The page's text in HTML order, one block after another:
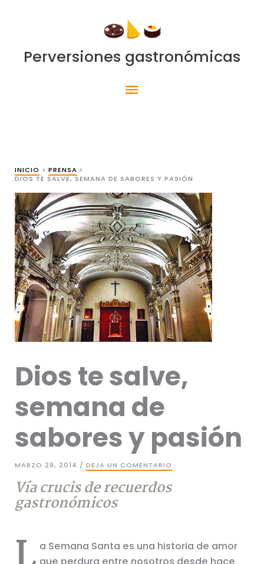
Perversiones gastronómicas
Menú
INICIO
PRENSA
DIOS TE SALVE, SEMANA DE SABORES Y PASIÓN
Dios te salve,
semana de
sabores y pasión
MARZO 29, 2014 /DEJA UN COMENTARIO
Vía crucis de recuerdos
gastronómicos
a Semana Santa es una historia de amor
que perdura entre nosotros desde hace